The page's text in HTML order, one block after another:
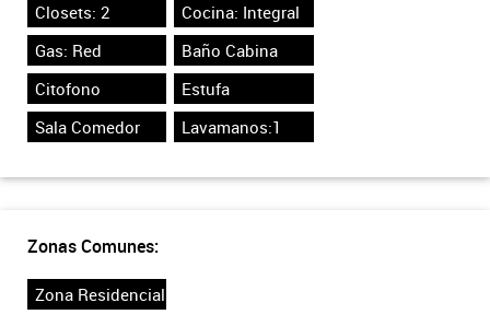
Closets: 2
Cocina: Integral
Gas: Red
Baño Cabina
Citofono
Estufa
Sala Comedor
Lavamanos:1
Zonas Comunes:
Zona Residencial